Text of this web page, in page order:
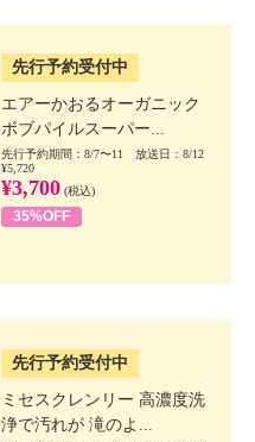
先行予約受付中
エアーかおるオーガニック
ボブパイルスーパー...
先行予約期間：8/7〜11 放送日：8/12
¥5,720
¥3,700 (税込)
35%OFF
先行予約受付中
ミセスクレンリー 高濃度洗
浄で汚れが 滝のよ...